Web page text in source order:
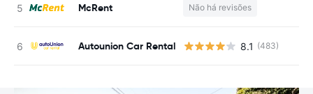
McRent Não há revisões
Autounion Car Rental 8.1 (483)